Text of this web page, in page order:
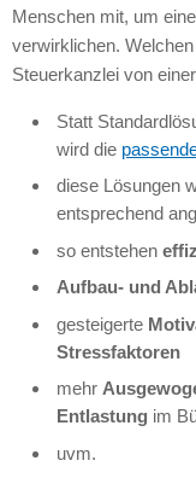
Menschen mit, um
verwirklichen.
Steuerkanzlei von
Statt
wird die
diese Lösungen
entsprechend
so entstehen
Aufbau- und
gesteigerte
Stressfaktoren
mehr
Entlastung im
uvm.